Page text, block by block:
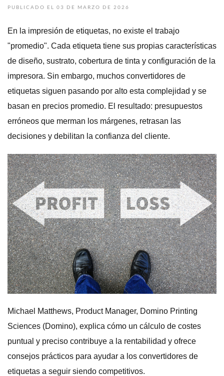
PUBLICADO EL 03 DE MARZO DE 2026
En la impresión de etiquetas, no existe el trabajo
"promedio". Cada etiqueta tiene sus propias características
de diseño, sustrato, cobertura de tinta y configuración de la
impresora. Sin embargo, muchos convertidores de
etiquetas siguen pasando por alto esta complejidad y se
basan en precios promedio. El resultado: presupuestos
erróneos que merman los márgenes, retrasan las
decisiones y debilitan la confianza del cliente.
Michael Matthews, Product Manager, Domino Printing
Sciences (Domino), explica cómo un cálculo de costes
puntual y preciso contribuye a la rentabilidad y ofrece
consejos prácticos para ayudar a los convertidores de
etiquetas a seguir siendo competitivos.